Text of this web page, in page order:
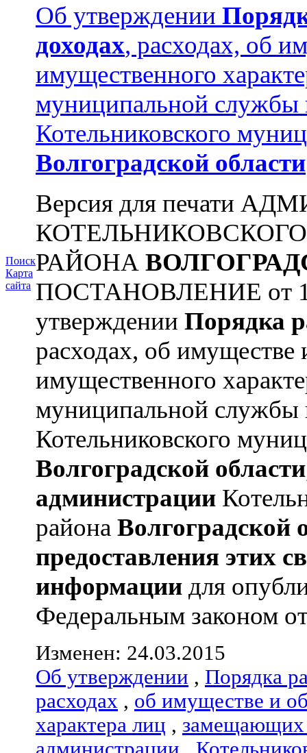
Поиск
Карта
сайта
Об утверждении
доходах, расходах, об
имущественного
муниципальной службы
Котельниковского
Волгоградской области
Версия для печати
РАЙОНА
ПОСТАНОВЛЕНИЕ от
утверждении Порядка
расходах, об имуществе
имущественного
муниципальной службы
Котельниковского
Волгоградской области
администрации
района Волгоградской
предоставления этих
информации для
Федеральным законом
Изменен: 24.03.2015
Об утверждении , Порядка
расходах , об имуществе и
характера лиц , замещающих